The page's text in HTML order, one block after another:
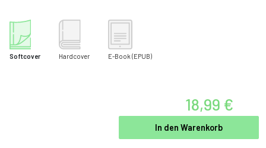
Softcover Hardcover E-Book (EPUB)
18,99 €
In den Warenkorb